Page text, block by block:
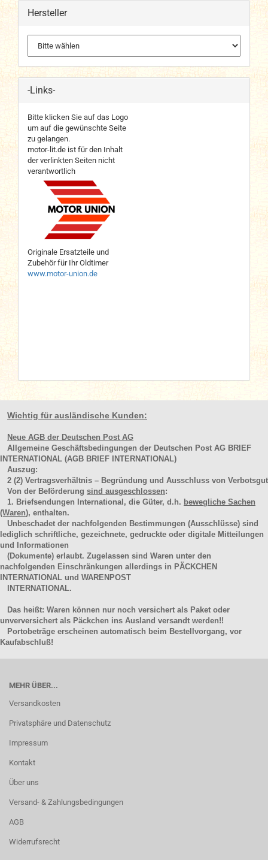
Hersteller
-Links-
Bitte klicken Sie auf das Logo
um auf die gewünschte Seite
zu gelangen.
motor-lit.de ist für den Inhalt
der verlinkten Seiten nicht
verantwortlich
Originale Ersatzteile und
Zubehör für Ihr Oldtimer
www.motor-union.de
Wichtig für ausländische Kunden:
Neue AGB der Deutschen Post AG
Allgemeine Geschäftsbedingungen der Deutschen Post AG BRIEF
INTERNATIONAL (AGB BRIEF INTERNATIONAL)
Auszug:
2 (2) Vertragsverhältnis – Begründung und Ausschluss von Verbotsgut
Von der Beförderung sind ausgeschlossen:
1. Briefsendungen International, die Güter, d.h. bewegliche Sachen
(Waren), enthalten.
Unbeschadet der nachfolgenden Bestimmungen (Ausschlüsse) sind
lediglich schriftliche, gezeichnete, gedruckte oder digitale Mitteilungen
und Informationen
(Dokumente) erlaubt. Zugelassen sind Waren unter den
nachfolgenden Einschränkungen allerdings in PÄCKCHEN
INTERNATIONAL und WARENPOST
INTERNATIONAL.
Das heißt: Waren können nur noch versichert als Paket oder
unverversichert als Päckchen ins Ausland versandt werden!!
Portobeträge erscheinen automatisch beim Bestellvorgang, vor
Kaufabschluß!
MEHR ÜBER...
Versandkosten
Privatsphäre und Datenschutz
Impressum
Kontakt
Über uns
Versand- & Zahlungsbedingungen
AGB
Widerrufsrecht